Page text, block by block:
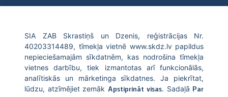
SIA ZAB Skrastiņš un Dzenis, reģistrācijas Nr.
40203314489, tīmekļa vietnē www.skdz.lv papildus
nepieciešamajām sīkdatnēm, kas nodrošina tīmekļa
vietnes darbību, tiek izmantotas arī funkcionālās,
analītiskās un mārketinga sīkdatnes. Ja piekrītat,
lūdzu, atzīmējiet zemāk Apstiprināt visas. Sadaļā Par
info@skdz.lv
Blaumana street 10, LV-1011, Riga Latvia